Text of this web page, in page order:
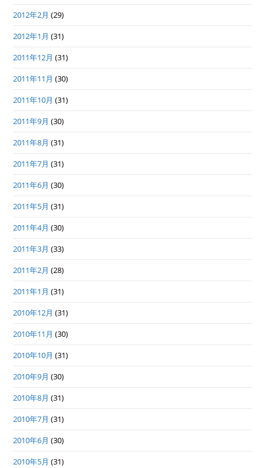
2012年2月 (29)
2012年1月 (31)
2011年12月 (31)
2011年11月 (30)
2011年10月 (31)
2011年9月 (30)
2011年8月 (31)
2011年7月 (31)
2011年6月 (30)
2011年5月 (31)
2011年4月 (30)
2011年3月 (33)
2011年2月 (28)
2011年1月 (31)
2010年12月 (31)
2010年11月 (30)
2010年10月 (31)
2010年9月 (30)
2010年8月 (31)
2010年7月 (31)
2010年6月 (30)
2010年5月 (31)